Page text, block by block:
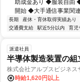
助成金あり ◆服装自由
開始 ◆大手通信事業関
長期 産休・育休取得実績あり
交通費支給
駅近5分以内 育児
派遣社員
半導体製造装置の
株式会社アルプスビジネス
時給1,620円以上